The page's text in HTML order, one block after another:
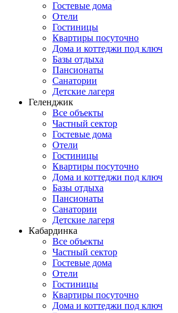
Гостевые дома
Отели
Гостиницы
Квартиры посуточно
Дома и коттеджи под ключ
Базы отдыха
Пансионаты
Санатории
Детские лагеря
Геленджик
Все объекты
Частный сектор
Гостевые дома
Отели
Гостиницы
Квартиры посуточно
Дома и коттеджи под ключ
Базы отдыха
Пансионаты
Санатории
Детские лагеря
Кабардинка
Все объекты
Частный сектор
Гостевые дома
Отели
Гостиницы
Квартиры посуточно
Дома и коттеджи под ключ